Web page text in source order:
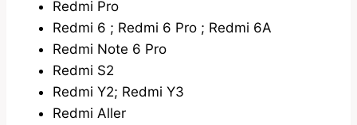
Redmi Pro
Redmi 6 ; Redmi 6 Pro ; Redmi 6A
Redmi Note 6 Pro
Redmi S2
Redmi Y2; Redmi Y3
Redmi Aller